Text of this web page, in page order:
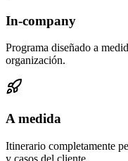
In-company
Programa diseñado a
organización.
A medida
Itinerario completamente
y casos del cliente.